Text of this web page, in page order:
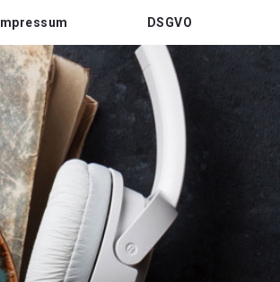
Impressum DSGVO